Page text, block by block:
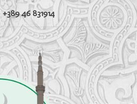
+389 46 831914